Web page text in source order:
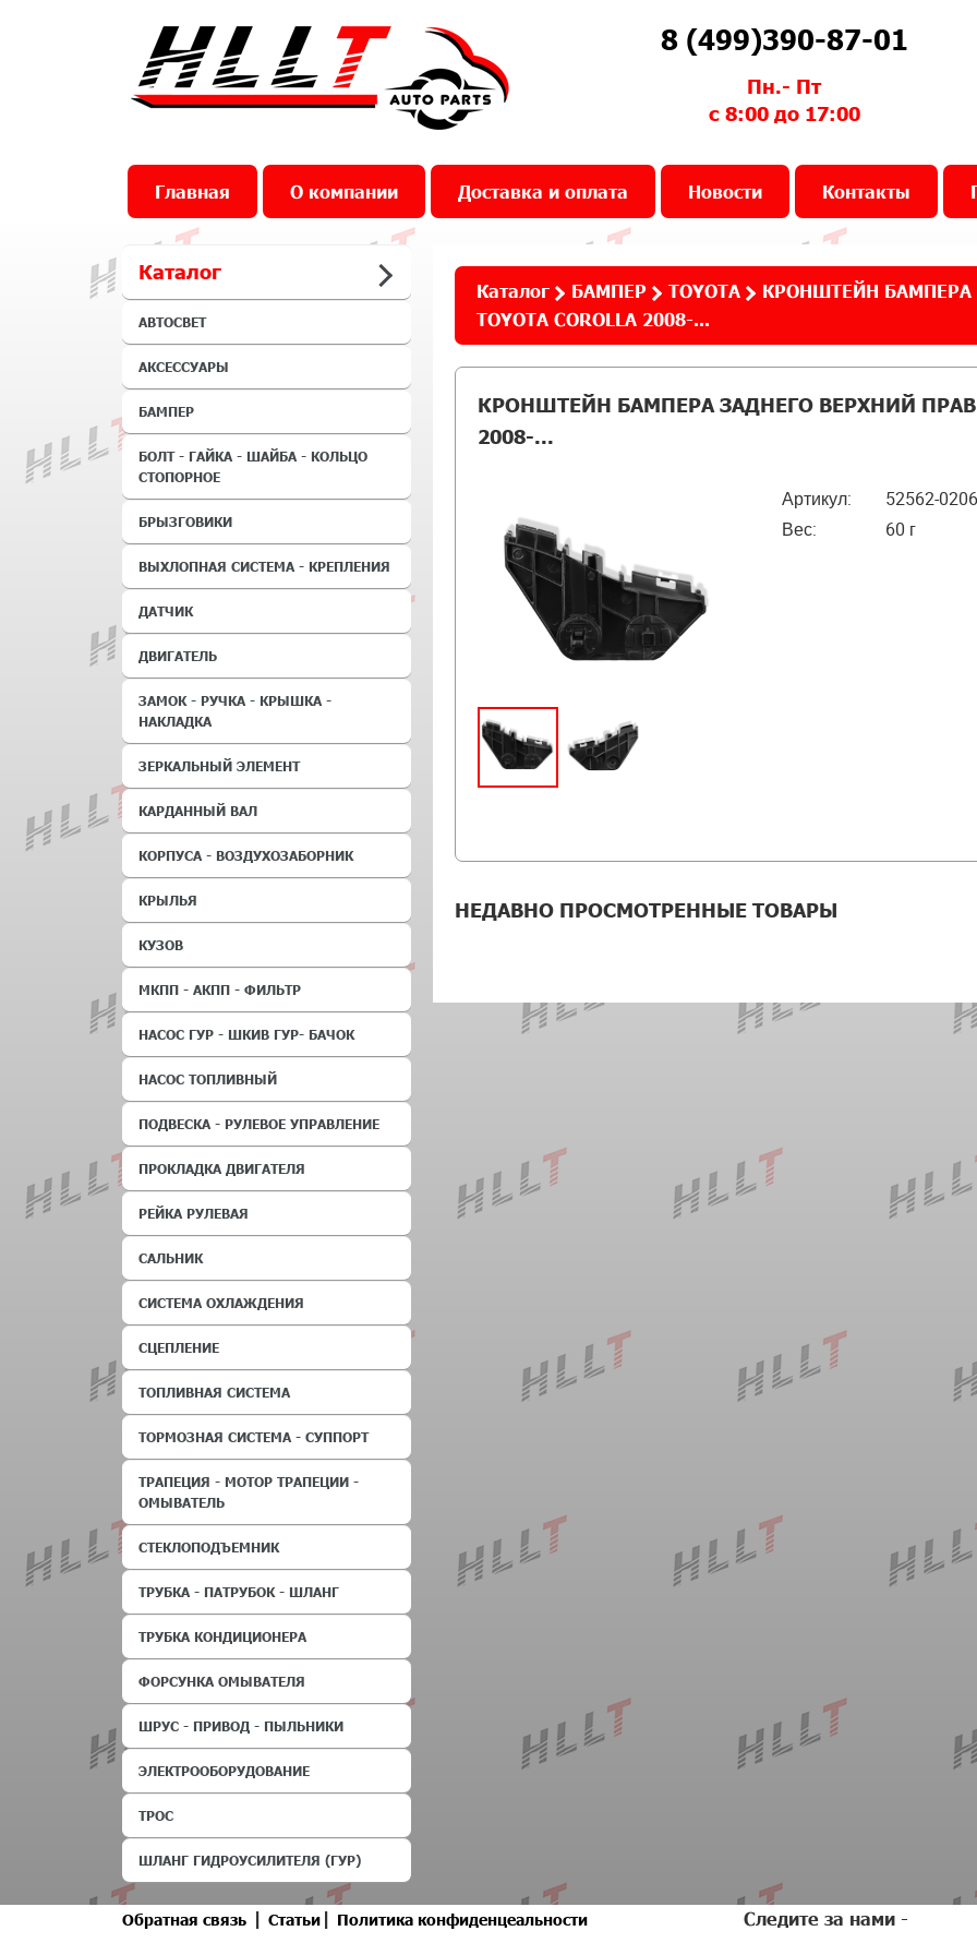
8 (499)390-87-01
Пн.- Пт
с 8:00 до 17:00
Главная О компании Доставка и оплата Новости Контакты
Каталог
АВТОСВЕТ
АКСЕССУАРЫ
БАМПЕР
БОЛТ - ГАЙКА - ШАЙБА - КОЛЬЦО
СТОПОРНОЕ
БРЫЗГОВИКИ
ВЫХЛОПНАЯ СИСТЕМА - КРЕПЛЕНИЯ
ДАТЧИК
ДВИГАТЕЛЬ
ЗАМОК - РУЧКА - КРЫШКА -
НАКЛАДКА
ЗЕРКАЛЬНЫЙ ЭЛЕМЕНТ
КАРДАННЫЙ ВАЛ
КОРПУСА - ВОЗДУХОЗАБОРНИК
КРЫЛЬЯ
КУЗОВ
МКПП - АКПП - ФИЛЬТР
НАСОС ГУР - ШКИВ ГУР- БАЧОК
НАСОС ТОПЛИВНЫЙ
ПОДВЕСКА - РУЛЕВОЕ УПРАВЛЕНИЕ
ПРОКЛАДКА ДВИГАТЕЛЯ
РЕЙКА РУЛЕВАЯ
САЛЬНИК
СИСТЕМА ОХЛАЖДЕНИЯ
СЦЕПЛЕНИЕ
ТОПЛИВНАЯ СИСТЕМА
ТОРМОЗНАЯ СИСТЕМА - СУППОРТ
ТРАПЕЦИЯ - МОТОР ТРАПЕЦИИ -
ОМЫВАТЕЛЬ
СТЕКЛОПОДЪЕМНИК
ТРУБКА - ПАТРУБОК - ШЛАНГ
ТРУБКА КОНДИЦИОНЕРА
ФОРСУНКА ОМЫВАТЕЛЯ
ШРУС - ПРИВОД - ПЫЛЬНИКИ
ЭЛЕКТРООБОРУДОВАНИЕ
ТРОС
ШЛАНГ ГИДРОУСИЛИТЕЛЯ (ГУР)
Каталог БАМПЕР TOYOTA
КРОНШТЕЙН БАМПЕРА
TOYOTA COROLLA 2008-...
КРОНШТЕЙН БАМПЕРА ЗАДНЕГО ВЕРХНИЙ
2008-...
Артикул:
52562-
Вес:
60 г
НЕДАВНО ПРОСМОТРЕННЫЕ ТОВАРЫ
Обратная связь | Статьи | Политика конфиденцеальности Следите за нами -